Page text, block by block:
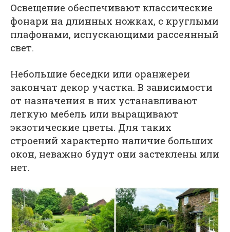
Освещение обеспечивают классические
фонари на длинных ножках, с круглыми
плафонами, испускающими рассеянный
свет.
Небольшие беседки или оранжереи
закончат декор участка. В зависимости
от назначения в них устанавливают
легкую мебель или выращивают
экзотические цветы. Для таких
строений характерно наличие больших
окон, неважно будут они застеклены или
нет.